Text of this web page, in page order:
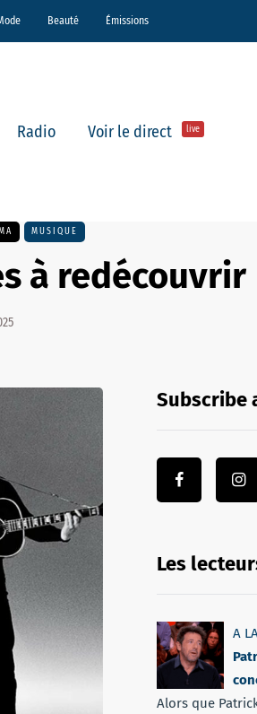
Beauté Émissions
Radio Voir le direct live
MUSIQUE
à redécouvrir
Subscribe
Les
A
Alors que